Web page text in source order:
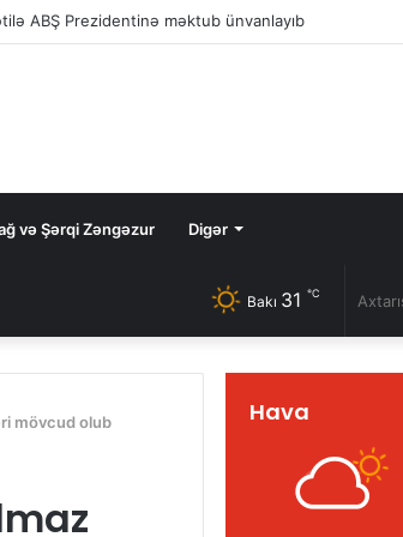
ABŞ Prezidentinə məktub ünvanlayıb
və Şərqi Zəngəzur Digər
Bakı 31 ℃
mövcud olub Hava